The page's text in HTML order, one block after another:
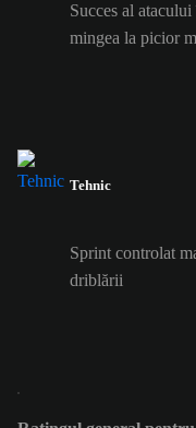
Succes al
mingea la picior
Tehnic
Sprint controlat
driblării